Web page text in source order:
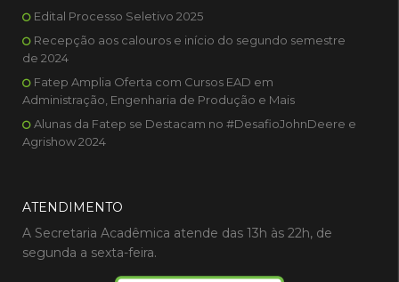
Edital Processo Seletivo 2025
Recepção aos calouros e início do segundo semestre
de 2024
Fatep Amplia Oferta com Cursos EAD em
Administração, Engenharia de Produção e Mais
Alunas da Fatep se Destacam no #DesafioJohnDeere e
Agrishow 2024
ATENDIMENTO
A Secretaria Acadêmica atende das 13h às 22h, de
segunda a sexta-feira.